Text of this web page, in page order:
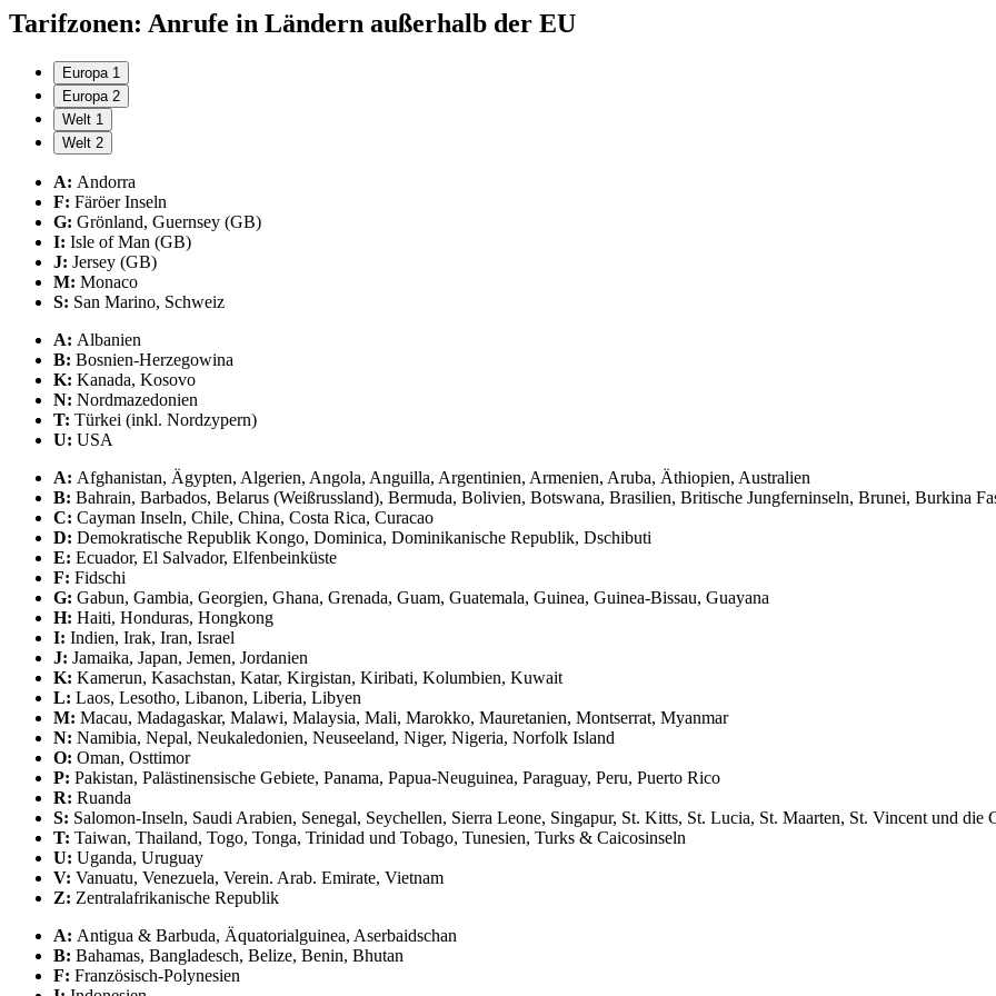
Tarifzonen: Anrufe in Ländern außerhalb der EU
Europa 1
Europa 2
Welt 1
Welt 2
A: Andorra
F: Färöer Inseln
G: Grönland, Guernsey (GB)
I: Isle of Man (GB)
J: Jersey (GB)
M: Monaco
S: San Marino, Schweiz
A: Albanien
B: Bosnien-Herzegowina
K: Kanada, Kosovo
N: Nordmazedonien
T: Türkei (inkl. Nordzypern)
U: USA
A: Afghanistan, Ägypten, Algerien, Angola, Anguilla, Argentinien, Armenien, Aruba, Äthiopien, Australien
B: Bahrain, Barbados, Belarus (Weißrussland), Bermuda, Bolivien, Botswana, Brasilien, Britische Jungferninseln, Brunei, Burkina
C: Cayman Inseln, Chile, China, Costa Rica, Curacao
D: Demokratische Republik Kongo, Dominica, Dominikanische Republik, Dschibuti
E: Ecuador, El Salvador, Elfenbeinküste
F: Fidschi
G: Gabun, Gambia, Georgien, Ghana, Grenada, Guam, Guatemala, Guinea, Guinea-Bissau, Guayana
H: Haiti, Honduras, Hongkong
I: Indien, Irak, Iran, Israel
J: Jamaika, Japan, Jemen, Jordanien
K: Kamerun, Kasachstan, Katar, Kirgistan, Kiribati, Kolumbien, Kuwait
L: Laos, Lesotho, Libanon, Liberia, Libyen
M: Macau, Madagaskar, Malawi, Malaysia, Mali, Marokko, Mauretanien, Montserrat, Myanmar
N: Namibia, Nepal, Neukaledonien, Neuseeland, Niger, Nigeria, Norfolk Island
O: Oman, Osttimor
P: Pakistan, Palästinensische Gebiete, Panama, Papua-Neuguinea, Paraguay, Peru, Puerto Rico
R: Ruanda
S: Salomon-Inseln, Saudi Arabien, Senegal, Seychellen, Sierra Leone, Singapur, St. Kitts, St. Lucia, St. Maarten, St. Vincent und die
T: Taiwan, Thailand, Togo, Tonga, Trinidad und Tobago, Tunesien, Turks & Caicosinseln
U: Uganda, Uruguay
V: Vanuatu, Venezuela, Verein. Arab. Emirate, Vietnam
Z: Zentralafrikanische Republik
A: Antigua & Barbuda, Äquatorialguinea, Aserbaidschan
B: Bahamas, Bangladesch, Belize, Benin, Bhutan
F: Französisch-Polynesien